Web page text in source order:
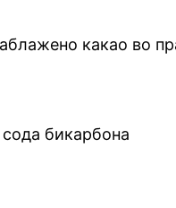
какао во
бикарбона